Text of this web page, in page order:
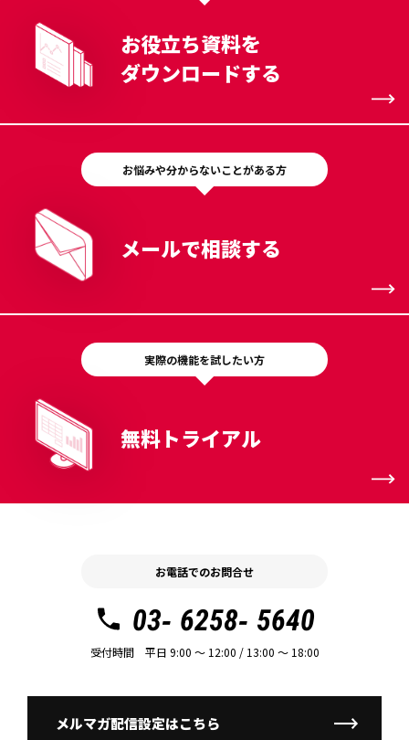
お役立ち資料を
ダウンロードする
お悩みや分からないことがある方
メールで相談する
実際の機能を試したい方
無料トライアル
お電話でのお問合せ
03- 6258- 5640
受付時間 平日 9:00 〜 12:00 / 13:00 〜 18:00
メルマガ配信設定はこちら